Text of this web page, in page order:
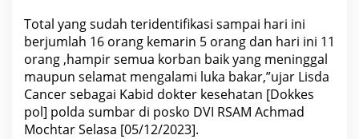
Total yang sudah teridentifikasi sampai hari ini
berjumlah 16 orang kemarin 5 orang dan hari ini 11
orang ,hampir semua korban baik yang meninggal
maupun selamat mengalami luka bakar,”ujar Lisda
Cancer sebagai Kabid dokter kesehatan [Dokkes
pol] polda sumbar di posko DVI RSAM Achmad
Mochtar Selasa [05/12/2023].